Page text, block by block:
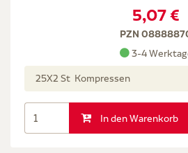
5,07 €
PZN
3-4
25X2 St Kompressen
In den Warenkorb